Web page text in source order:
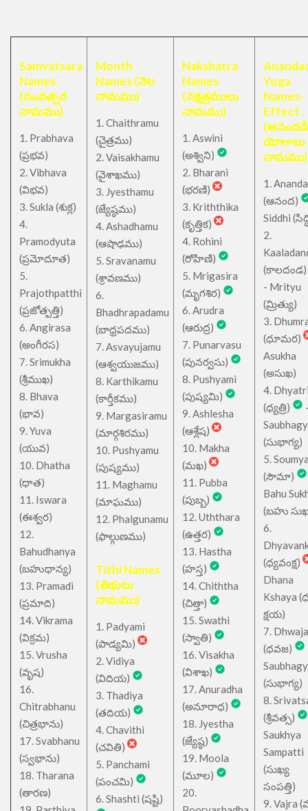
Samvatsara
Names
(సంవత్సర
నామము)
1. Prabhava
(ప్రభవ)
2. Vibhava
(విభవ)
3. Sukla (శుక్ల)
4.
Pramodyuta
(ప్రమోదూత)
5.
Prajothpatthi
(ప్రజోత్పత్తి)
6. Angirasa
(అంగీరస)
7. Srimukha
(శ్రీముఖ)
8. Bhava
(భావ)
9. Yuva
(యువ)
10. Dhatha
(ధాత)
11. Iswara
(ఈశ్వర)
12.
Bahudhanya
(బహుధాన్య)
13. Pramadi
(ప్రమాది)
14. Vikrama
(విక్రమ)
15. Vrusha
(వృష)
16.
Chitrabhanu
(చిత్రభాను)
17. Svabhanu
(స్వభాను)
18. Tharana
(తారణ)
Month
Names (నెల
నామము)
1. Chaithramu
(చైత్రము)
2. Vaisakhamu
(వైశాఖము)
3. Jyesthamu
(జ్యేష్ఠము)
4. Ashadhamu
(ఆషాఢము)
5. Sravanamu
(శ్రావణము)
6.
Bhadhrapadamu
(బాధ్రపదము)
7. Asvayujamu
(ఆశ్వయుజము)
8. Karthikamu
(కార్తీకము)
9. Margasiramu
(మార్గశిరము)
10. Pushyamu
(పుష్యము)
11. Maghamu
(మాఘము)
12. Phalgunamu
(ఫాల్గుణము)
Tithi Names
(తిథులు
నామము)
1. Padyami
(పాడ్యమి)
2. Vidiya
(విదియ)
3. Thadiya
(తదియ)
4. Chavithi
(చవితి)
5. Panchami
(పంచమి)
6. Shashti (షష్టి)
Nakshatra
Names
(నక్షత్రములు
నామము)
1. Aswini
(అశ్విని)
2. Bharani
(భరణి)
3. Kriththika
(కృత్తిక)
4. Rohini
(రోహిణి)
5. Mrigasira
(మృగశిర)
6. Arudra
(ఆరుద్ర)
7. Punarvasu
(పునర్వసు)
8. Pushyami
(పుష్యమి)
9. Ashlesha
(ఆశ్లేష)
10. Makha
(మఖ)
11. Pubba
(పుబ్బ)
12. Uththara
(ఉత్తర)
13. Hastha
(హస్త)
14. Chiththa
(చిత్తా)
15. Swathi
(స్వాతి)
16. Visakha
(విశాఖ)
17. Anuradha
(అనూరాధ)
18. Jyestha
(జ్యేష్ఠ)
19. Moola
(మూల)
20.
Yoga
Names-
Effect
(అనందడి
యోగాలు
నామము)
1. Ananda
(ఆనంద)
Siddhi
2.
(కాలదండ)
- Mrityu
(మ్రిత్యు)
3.
(ధూమర)
Asukha
(అసుఖ)
4.
(ధ్యత్రి)
(సుభాగ్య)
5.
(సౌమా)
Bahu
(బహు
6.
(ధ్యవంక్ష)
Dhana
Kshaya
క్షయ)
7. Dhwaja
(ధవజ)
(సుభాగ్య)
8.
(శ్రీవత్స)
Saukhya
Sampatti
(సుఖ్య
సంపత్తి)
9. Vajra